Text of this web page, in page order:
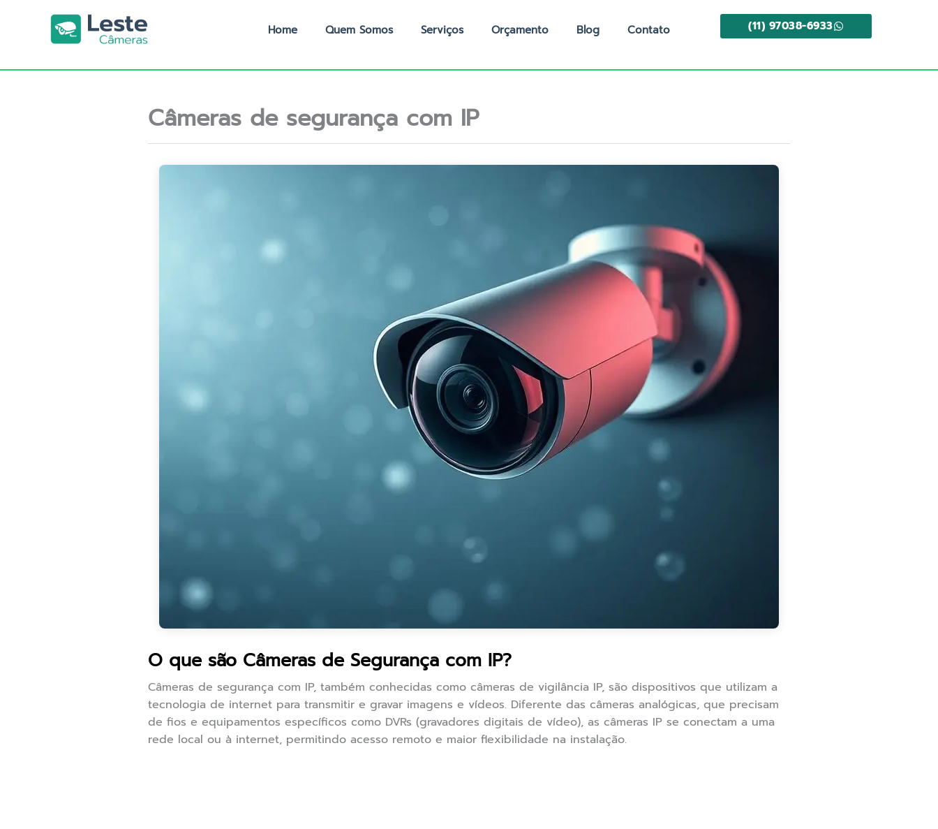
Home Quem Somos Serviços Orçamento Blog Contato (11) 97038-6933
Câmeras de segurança com IP
O que são Câmeras de Segurança com IP?
Câmeras de segurança com IP, também conhecidas como câmeras de vigilância IP, são dispositivos que utilizam a
tecnologia de internet para transmitir e gravar imagens e vídeos. Diferente das câmeras analógicas, que precisam
de fios e equipamentos específicos como DVRs (gravadores digitais de vídeo), as câmeras IP se conectam a uma
rede local ou à internet, permitindo acesso remoto e maior flexibilidade na instalação.